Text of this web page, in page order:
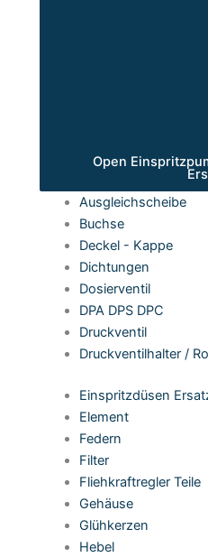
Open
Ausgleichscheibe
Buchse
Deckel - Kappe
Dichtungen
Dosierventil
DPA DPS DPC
Druckventil
Druckventilhalter /
Einspritzdüsen
Element
Federn
Filter
Fliehkraftregler Teile
Gehäuse
Glühkerzen
Hebel